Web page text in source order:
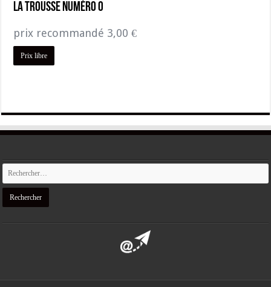
La Trousse numéro 0
prix recommandé 3,00€
Prix libre